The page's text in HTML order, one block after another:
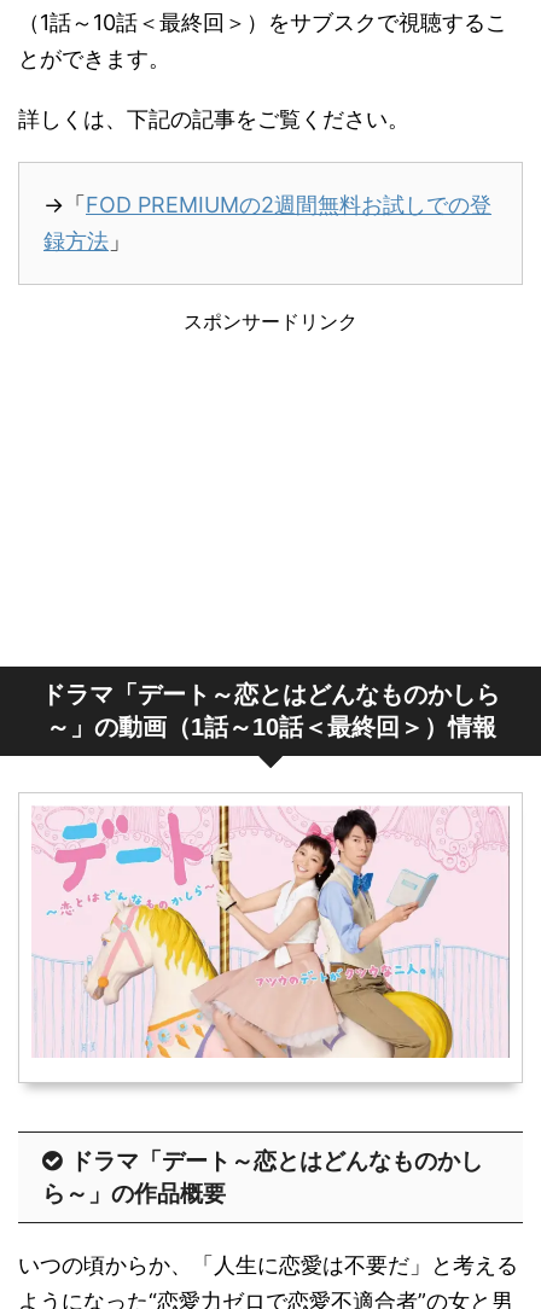
（1話～10話＜最終回＞）をサブスクで視聴するこ
とができます。
詳しくは、下記の記事をご覧ください。
→「FOD PREMIUMの2週間無料お試しでの登
録方法 」
スポンサードリンク
ドラマ「デート～恋とはどんなものかしら
～」の動画（1話～10話＜最終回＞）情報
ドラマ「デート～恋とはどんなものかし
ら～」の作品概要
いつの頃からか、「人生に恋愛は不要だ」と考える
ようになった“恋愛力ゼロで恋愛不適合者”の女と男